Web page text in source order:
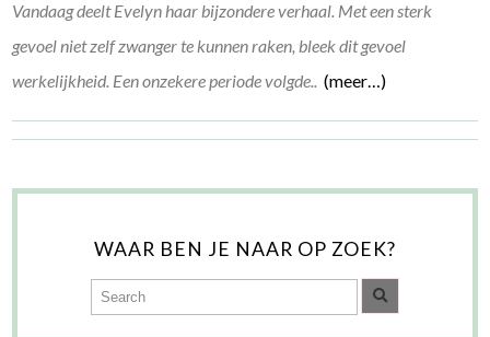
Vandaag deelt Evelyn haar bijzondere verhaal. Met een sterk
gevoel niet zelf zwanger te kunnen raken, bleek dit gevoel
werkelijkheid. Een onzekere periode volgde.. (meer…)
WAAR BEN JE NAAR OP ZOEK?